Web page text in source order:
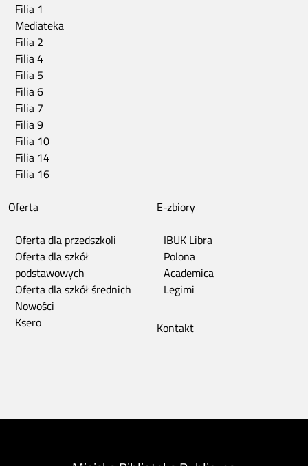
Filia 1
Mediateka
Filia 2
Filia 4
Filia 5
Filia 6
Filia 7
Filia 9
Filia 10
Filia 14
Filia 16
Oferta
Oferta dla przedszkoli
Oferta dla szkół
podstawowych
Oferta dla szkół średnich
Nowości
Ksero
E-zbiory
IBUK Libra
Polona
Academica
Legimi
Kontakt